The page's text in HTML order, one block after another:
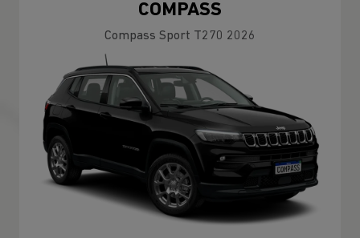
COMPASS
Compass Sport T270 2026